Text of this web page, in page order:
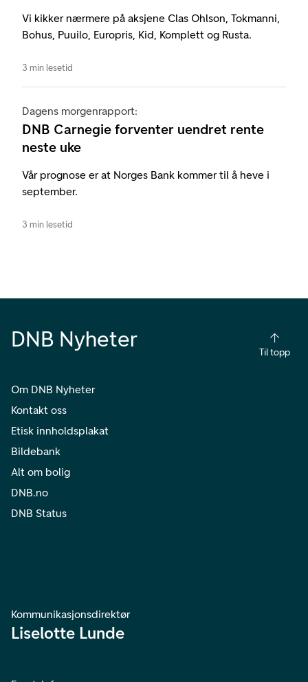
Vi kikker nærmere på aksjene Clas Ohlson, Tokmanni,
Bohus, Puuilo, Europris, Kid, Komplett og Rusta.
3 min lesetid
Dagens morgenrapport:
DNB Carnegie forventer uendret rente
neste uke
Vår prognose er at Norges Bank kommer til å heve i
september.
3 min lesetid
DNB Nyheter
Til topp
Om DNB Nyheter
Kontakt oss
Etisk innholdsplakat
Bildebank
Alt om bolig
DNB.no
DNB Status
Kommunikasjonsdirektør
Liselotte Lunde